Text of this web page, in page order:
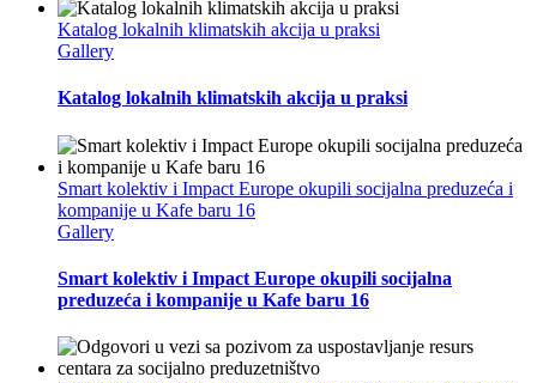
Katalog lokalnih klimatskih akcija u praksi
Gallery
Katalog lokalnih klimatskih akcija u praksi
Smart kolektiv i Impact Europe okupili socijalna preduzeća i
kompanije u Kafe baru 16
Gallery
Smart kolektiv i Impact Europe okupili socijalna
preduzeća i kompanije u Kafe baru 16